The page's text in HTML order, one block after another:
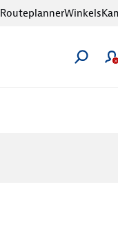
RouteplannerWinkels